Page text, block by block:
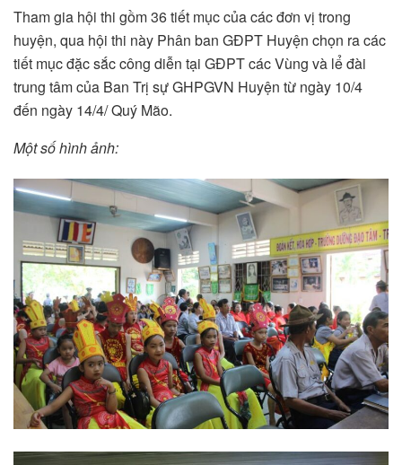
Tham gia hội thi gồm 36 tiết mục của các đơn vị trong
huyện, qua hội thi này Phân ban GĐPT Huyện chọn ra các
tiết mục đặc sắc công diễn tại GĐPT các Vùng và lể đài
trung tâm của Ban Trị sự GHPGVN Huyện từ ngày 10/4
đến ngày 14/4/ Quý Mão.
Một số hình ảnh: